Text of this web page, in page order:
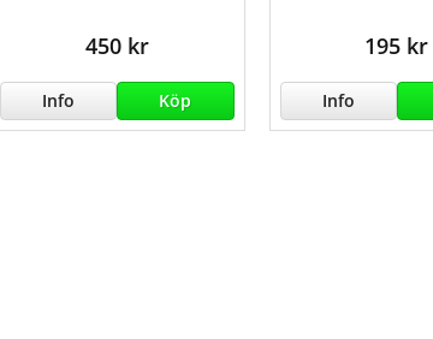
450 kr
Info Köp
195 kr
Info